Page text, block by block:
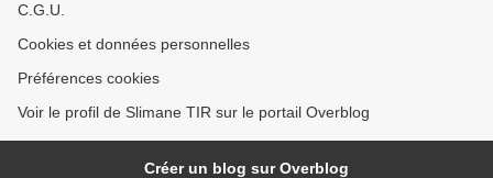
C.G.U.
Cookies et données personnelles
Préférences cookies
Voir le profil de Slimane TIR sur le portail Overblog
Créer un blog sur Overblog